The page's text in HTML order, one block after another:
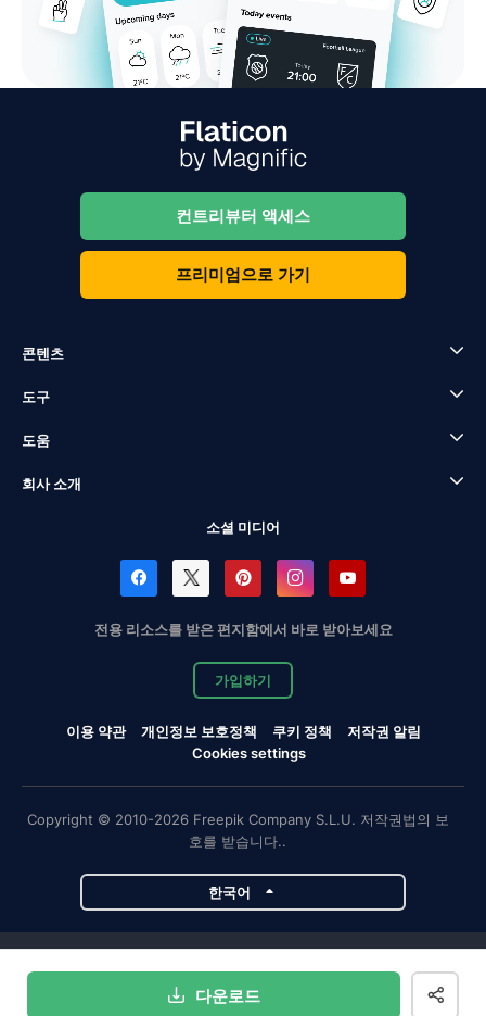
다운로드
컨트리뷰터 액세스
프리미엄으로 가기
콘텐츠
도구
도움
회사 소개
소셜 미디어
전용 리소스를 받은 편지함에서 바로 받아보세요
가입하기
이용 약관 개인정보 보호정책 쿠키 정책
저작권 알림
Cookies settings
Copyright © 2010-2026 Freepik Company S.L.U. 저작권법의 보
호를 받습니다..
한국어
Magnific Flaticon